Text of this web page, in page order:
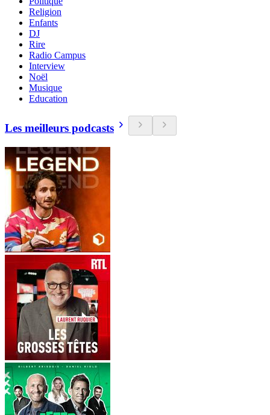
Religion
Enfants
DJ
Rire
Radio Campus
Interview
Noël
Musique
Education
Les meilleurs podcasts